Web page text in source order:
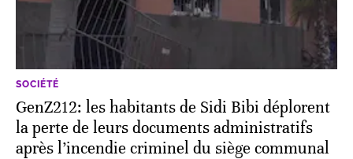
SOCIÉTÉ
GenZ212: les habitants de Sidi Bibi déplorent
la perte de leurs documents administratifs
après l’incendie criminel du siège communal